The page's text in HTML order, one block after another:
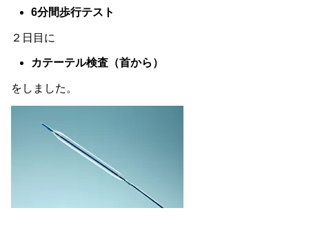
6分間歩行テスト
２日目に
カテーテル検査（首から）
をしました。